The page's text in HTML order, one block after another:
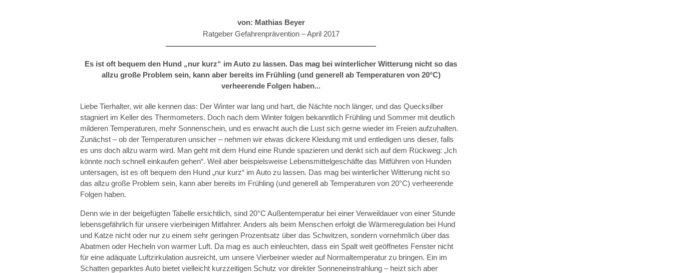
von: Mathias Beyer
Ratgeber Gefahrenprävention –April 2017
Es ist oft bequem den Hund „nur kurz“ im Auto zu lassen. Das mag bei winterlicher Witterung nicht so das
allzu große Problem sein, kann aber bereits im Frühling (und generell ab Temperaturen von 20°C)
verheerende Folgen haben...
Liebe Tierhalter, wir alle kennen das: Der Winter war lang und hart, die Nächte noch länger, und das Quecksilber
stagniert im Keller des Thermometers. Doch nach dem Winter folgen bekanntlich Frühling und Sommer mit deutlich
milderen Temperaturen, mehr Sonnenschein, und es erwacht auch die Lust sich gerne wieder im Freien aufzuhalten.
Zunächst – ob der Temperaturen unsicher – nehmen wir etwas dickere Kleidung mit und entledigen uns dieser, falls
es uns doch allzu warm wird. Man geht mit dem Hund eine Runde spazieren und denkt sich auf dem Rückweg: „Ich
könnte noch schnell einkaufen gehen“. Weil aber beispielsweise Lebensmittelgeschäfte das Mitführen von Hunden
untersagen, ist es oft bequem den Hund „nur kurz“ im Auto zu lassen. Das mag bei winterlicher Witterung nicht so
das allzu große Problem sein, kann aber bereits im Frühling (und generell ab Temperaturen von 20°C) verheerende
Folgen haben.
Denn wie in der beigefügten Tabelle ersichtlich, sind 20°C Außentemperatur bei einer Verweildauer von einer Stunde
lebensgefährlich für unsere vierbeinigen Mitfahrer. Anders als beim Menschen erfolgt die Wärmeregulation bei Hund
und Katze nicht oder nur zu einem sehr geringen Prozentsatz über das Schwitzen, sondern vornehmlich über das
Abatmen oder Hecheln von warmer Luft. Da mag es auch einleuchten, dass ein Spalt weit geöffnetes Fenster nicht
für eine adäquate Luftzirkulation ausreicht, um unsere Vierbeiner wieder auf Normaltemperatur zu bringen. Ein im
Schatten geparktes Auto bietet vielleicht kurzzeitigen Schutz vor direkter Sonneneinstrahlung – heizt sich aber